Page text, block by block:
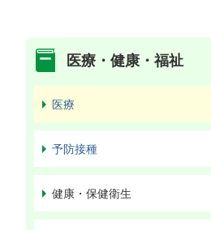
医療・健康・福祉
医療
予防接種
健康・保健衛生